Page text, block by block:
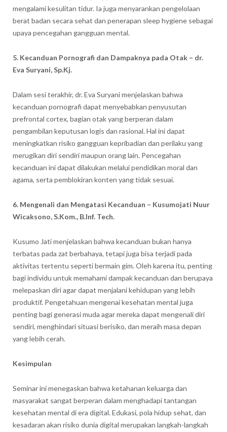
mengalami kesulitan tidur. Ia juga menyarankan pengelolaan
berat badan secara sehat dan penerapan sleep hygiene sebagai
upaya pencegahan gangguan mental.
5. Kecanduan Pornografi dan Dampaknya pada Otak – dr.
Eva Suryani, Sp.Kj.
Dalam sesi terakhir, dr. Eva Suryani menjelaskan bahwa
kecanduan pornografi dapat menyebabkan penyusutan
prefrontal cortex, bagian otak yang berperan dalam
pengambilan keputusan logis dan rasional. Hal ini dapat
meningkatkan risiko gangguan kepribadian dan perilaku yang
merugikan diri sendiri maupun orang lain. Pencegahan
kecanduan ini dapat dilakukan melalui pendidikan moral dan
agama, serta pemblokiran konten yang tidak sesuai.
6. Mengenali dan Mengatasi Kecanduan – Kusumojati Nuur
Wicaksono, S.Kom., B.Inf. Tech.
Kusumo Jati menjelaskan bahwa kecanduan bukan hanya
terbatas pada zat berbahaya, tetapi juga bisa terjadi pada
aktivitas tertentu seperti bermain gim. Oleh karena itu, penting
bagi individu untuk memahami dampak kecanduan dan berupaya
melepaskan diri agar dapat menjalani kehidupan yang lebih
produktif. Pengetahuan mengenai kesehatan mental juga
penting bagi generasi muda agar mereka dapat mengenali diri
sendiri, menghindari situasi berisiko, dan meraih masa depan
yang lebih cerah.
Kesimpulan
Seminar ini menegaskan bahwa ketahanan keluarga dan
masyarakat sangat berperan dalam menghadapi tantangan
kesehatan mental di era digital. Edukasi, pola hidup sehat, dan
kesadaran akan risiko dunia digital merupakan langkah-langkah